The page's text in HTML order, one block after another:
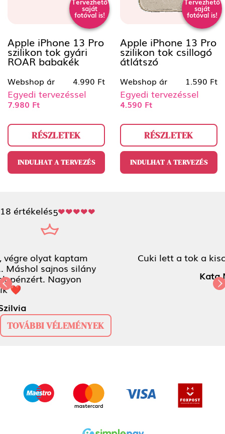
Tervezhető
saját
fotóval is!
Apple iPhone 13 Pro
szilikon tok gyári
ROAR babakék
Webshop ár 4.990 Ft
Egyedi tervezéssel
7.980 Ft
RÉSZLETEK
INDULHAT A TERVEZÉS
Tervezhető
saját
fotóval is!
Apple iPhone 13 Pro
szilikon tok csillogó
átlátszó
Webshop ár 1.590 Ft
Egyedi tervezéssel
4.590 Ft
RÉSZLETEK
INDULHAT A TERVEZÉS
18 értékelés5
Cuki lett a tok a kiscicámról!!!
Kösziiii <3
Kata Napos
Previous
TOVÁBBI VÉLEMÉNYEK